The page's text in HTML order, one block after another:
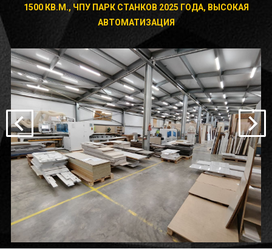
1500 КВ.М., ЧПУ ПАРК СТАНКОВ 2025 ГОДА, ВЫСОКАЯ
АВТОМАТИЗАЦИЯ